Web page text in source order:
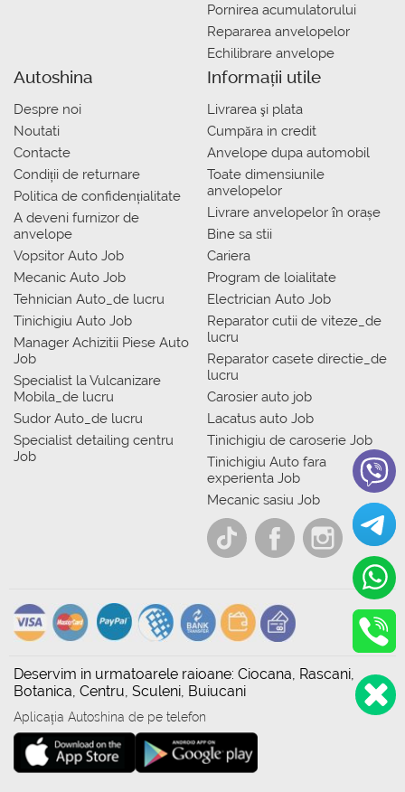
Pornirea acumulatorului
Repararea anvelopelor
Echilibrare anvelope
Autoshina
Despre noi
Noutati
Contacte
Condiții de returnare
Politica de confidențialitate
A deveni furnizor de
anvelope
Vopsitor Auto Job
Mecanic Auto Job
Tehnician Auto_de lucru
Tinichigiu Auto Job
Manager Achizitii Piese Auto
Job
Specialist la Vulcanizare
Mobila_de lucru
Sudor Auto_de lucru
Specialist detailing centru
Job
Informații utile
Livrarea şi plata
Сumpăra in credit
Anvelope dupa automobil
Toate dimensiunile
anvelopelor
Livrare anvelopelor în orașe
Bine sa stii
Cariera
Program de loialitate
Electrician Auto Job
Reparator cutii de viteze_de
lucru
Reparator casete directie_de
lucru
Carosier auto job
Lacatus auto Job
Tinichigiu de caroserie Job
Tinichigiu Auto fara
experienta Job
Mecanic sasiu Job
Deservim in urmatoarele raioane: Ciocana, Rascani,
Botanica, Centru, Sculeni, Buiucani
Aplicația Autoshina de pe telefon